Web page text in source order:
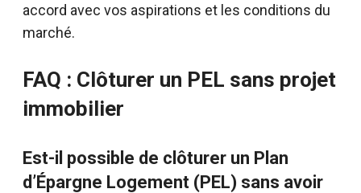
accord avec vos aspirations et les conditions du
marché.
FAQ : Clôturer un PEL sans projet
immobilier
Est-il possible de clôturer un Plan
d’Épargne Logement (PEL) sans avoir